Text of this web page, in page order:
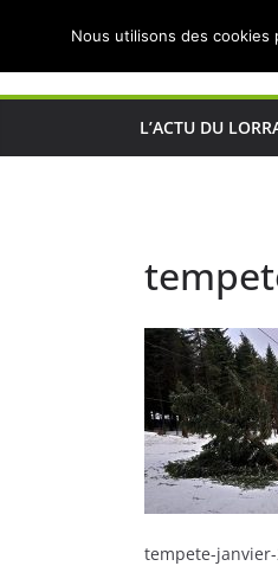
Actualités de
L’ACTU DU
tempete-
Nous utilisons des